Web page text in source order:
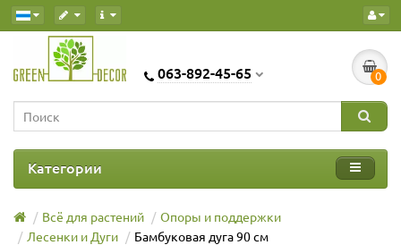
063-892-45-65 0
Категории
Всё для растений
Опоры и поддержки
Лесенки и Дуги
Бамбуковая дуга 90 см